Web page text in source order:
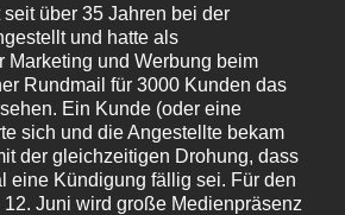
über 35 Jahren bei der
und hatte als
Marketing und Werbung beim
Rundmail für 3000 Kunden das
Ein Kunde (oder eine
sich und die Angestellte bekam
der gleichzeitigen Drohung, dass
eine Kündigung fällig sei. Für den
12. Juni wird große Medienpräsenz